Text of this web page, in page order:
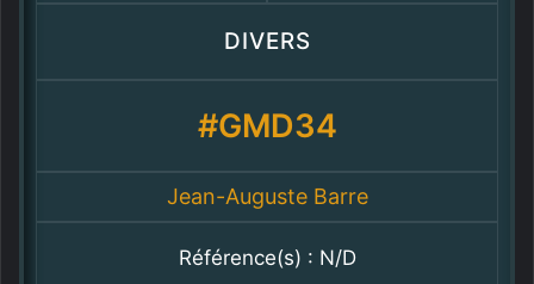
DIVERS
#GMD34
Jean-Auguste Barre
Référence(s) : N/D